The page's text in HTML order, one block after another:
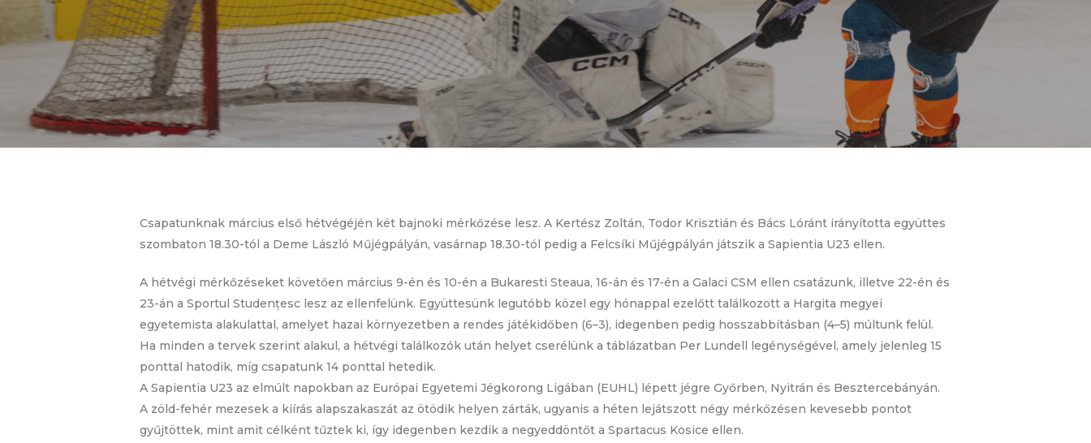
Csapatunknak március első hétvégéjén két bajnoki mérkőzése lesz. A Kertész Zoltán, Todor Krisztián és Bács Lóránt irányította együttes
szombaton 18.30-tól a Deme László Műjégpályán, vasárnap 18.30-tól pedig a Felcsíki Műjégpályán játszik a Sapientia U23 ellen.
A hétvégi mérkőzéseket követően március 9-én és 10-én a Bukaresti Steaua, 16-án és 17-én a Galaci CSM ellen csatázunk, illetve 22-én és
23-án a Sportul Studențesc lesz az ellenfelünk. Együttesünk legutóbb közel egy hónappal ezelőtt találkozott a Hargita megyei
egyetemista alakulattal, amelyet hazai környezetben a rendes játékidőben (6–3), idegenben pedig hosszabbításban (4–5) múltunk felül.
Ha minden a tervek szerint alakul, a hétvégi találkozók után helyet cserélünk a táblázatban Per Lundell legénységével, amely jelenleg 15
ponttal hatodik, míg csapatunk 14 ponttal hetedik.
A Sapientia U23 az elmúlt napokban az Európai Egyetemi Jégkorong Ligában (EUHL) lépett jégre Győrben, Nyitrán és Besztercebányán.
A zöld-fehér mezesek a kiírás alapszakaszát az ötödik helyen zárták, ugyanis a héten lejátszott négy mérkőzésen kevesebb pontot
gyűjtöttek, mint amit célként tűztek ki, így idegenben kezdik a negyeddöntőt a Spartacus Kosice ellen.